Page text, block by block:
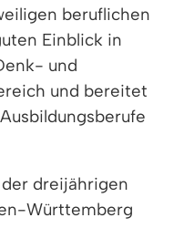
beruflichen
Einblick in
und
und bereitet
dreijährigen
Württemberg